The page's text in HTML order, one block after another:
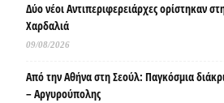
Δύο νέοι Αντιπεριφερειάρχες ορίστηκαν
Χαρδαλιά
09/08/2026
Από την Αθήνα στη Σεούλ: Παγκόσμια
– Αργυρούπολης